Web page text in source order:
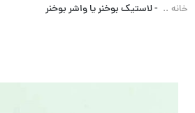
خانه -لاستیک بوخنر یا واشر بوخنر